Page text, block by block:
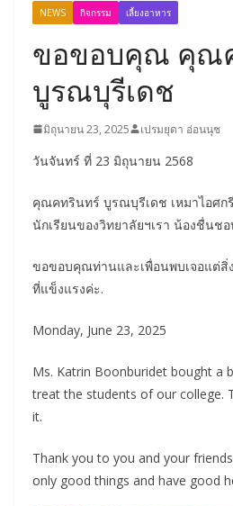
NEWS กิจกรรม เลี้ยงอาหาร
ขอขอบคุณ คุณ
บูรณบุรีเดช
มิถุนายน 23, 2025 เปรมยุดา อ่อนนุช
วันจันทร์ ที่ 23 มิถุนายน 2568
คุณคทรินทร์ บูรณบุรีเดช เหมาไอศก
นักเรียนของวิทยาลัยฯเรา น้องชื่นช
ขอขอบคุณท่านและเพื่อนพบเจอแต่สิ่
ที่แข็งแรงค่ะ.
Monday, June 23, 2025
Ms. Katrin Boonburidet bought a
treat the students of our college.
it.
Thank you to you and your
only good things and have good